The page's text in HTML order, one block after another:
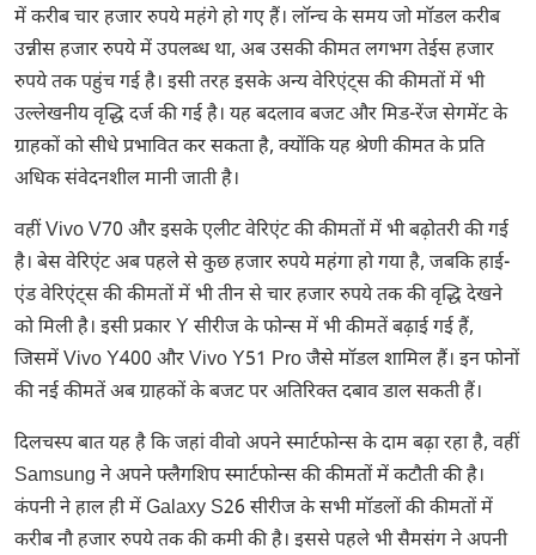
में करीब चार हजार रुपये महंगे हो गए हैं। लॉन्च के समय जो मॉडल करीब
उन्नीस हजार रुपये में उपलब्ध था, अब उसकी कीमत लगभग तेईस हजार
रुपये तक पहुंच गई है। इसी तरह इसके अन्य वेरिएंट्स की कीमतों में भी
उल्लेखनीय वृद्धि दर्ज की गई है। यह बदलाव बजट और मिड-रेंज सेगमेंट के
ग्राहकों को सीधे प्रभावित कर सकता है, क्योंकि यह श्रेणी कीमत के प्रति
अधिक संवेदनशील मानी जाती है।
वहीं Vivo V70 और इसके एलीट वेरिएंट की कीमतों में भी बढ़ोतरी की गई
है। बेस वेरिएंट अब पहले से कुछ हजार रुपये महंगा हो गया है, जबकि हाई-
एंड वेरिएंट्स की कीमतों में भी तीन से चार हजार रुपये तक की वृद्धि देखने
को मिली है। इसी प्रकार Y सीरीज के फोन्स में भी कीमतें बढ़ाई गई हैं,
जिसमें Vivo Y400 और Vivo Y51 Pro जैसे मॉडल शामिल हैं। इन फोनों
की नई कीमतें अब ग्राहकों के बजट पर अतिरिक्त दबाव डाल सकती हैं।
दिलचस्प बात यह है कि जहां वीवो अपने स्मार्टफोन्स के दाम बढ़ा रहा है, वहीं
Samsung ने अपने फ्लैगशिप स्मार्टफोन्स की कीमतों में कटौती की है।
कंपनी ने हाल ही में Galaxy S26 सीरीज के सभी मॉडलों की कीमतों में
करीब नौ हजार रुपये तक की कमी की है। इससे पहले भी सैमसंग ने अपनी